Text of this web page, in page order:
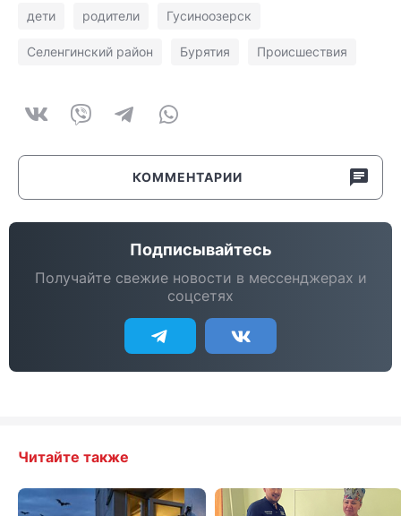
дети родители Гусиноозерск
Селенгинский район Бурятия Происшествия
КОММЕНТАРИИ
Подписывайтесь
Получайте свежие новости в мессенджерах и
соцсетях
Читайте также